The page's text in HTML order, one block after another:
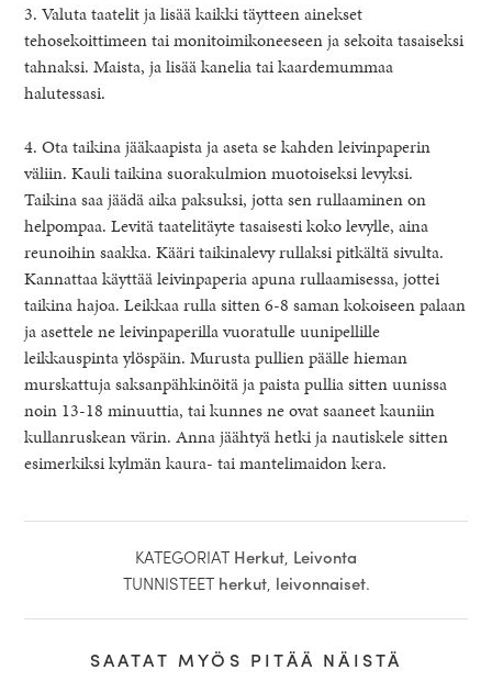
3. Valuta taatelit ja lisää kaikki täytteen ainekset
tehosekoittimeen tai monitoimikoneeseen ja sekoita tasaiseksi
tahnaksi. Maista, ja lisää kanelia tai kaardemummaa
halutessasi.
4. Ota taikina jääkaapista ja aseta se kahden leivinpaperin
väliin. Kauli taikina suorakulmion muotoiseksi levyksi.
Taikina saa jäädä aika paksuksi, jotta sen rullaaminen on
helpompaa. Levitä taatelitäyte tasaisesti koko levylle, aina
reunoihin saakka. Kääri taikinalevy rullaksi pitkältä sivulta.
Kannattaa käyttää leivinpaperia apuna rullaamisessa, jottei
taikina hajoa. Leikkaa rulla sitten 6-8 saman kokoiseen palaan
ja asettele ne leivinpaperilla vuoratulle uunipellille
leikkauspinta ylöspäin. Murusta pullien päälle hieman
murskattuja saksanpähkinöitä ja paista pullia sitten uunissa
noin 13-18 minuuttia, tai kunnes ne ovat saaneet kauniin
kullanruskean värin. Anna jäähtyä hetki ja nautiskele sitten
esimerkiksi kylmän kaura- tai mantelimaidon kera.
KATEGORIAT Herkut, Leivonta
TUNNISTEET herkut, leivonnaiset.
SAATAT MYÖS PITÄÄ NÄISTÄ